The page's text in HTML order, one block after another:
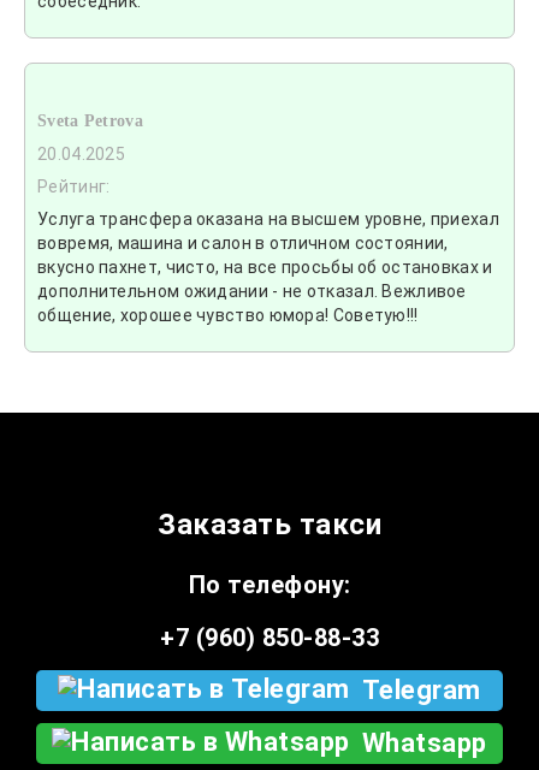
Sveta Petrova
20.04.2025
Рейтинг:
Услуга трансфера оказана на высшем уровне, приехал
вовремя, машина и салон в отличном состоянии,
вкусно пахнет, чисто, на все просьбы об остановках и
дополнительном ожидании - не отказал. Вежливое
общение, хорошее чувство юмора! Советую!!!
Заказать такси
По телефону:
+7 (960) 850-88-33
Telegram
Whatsapp